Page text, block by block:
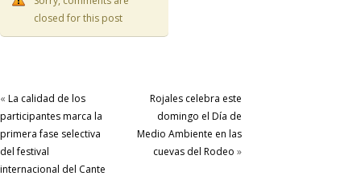
closed for this post
« La calidad de los
participantes marca la
primera fase selectiva
del festival
internacional del Cante
Rojales celebra este
domingo el Día de
Medio Ambiente en las
cuevas del Rodeo »